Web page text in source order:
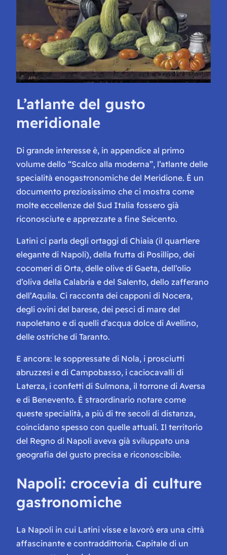
L’atlante del gusto
meridionale
Di grande interesse è, in appendice al primo
volume dello “Scalco alla moderna”, l’atlante delle
specialità enogastronomiche del Meridione. È un
documento preziosissimo che ci mostra come
molte eccellenze del Sud Italia fossero già
riconosciute e apprezzate a fine Seicento.
Latini ci parla degli ortaggi di Chiaia (il quartiere
elegante di Napoli), della frutta di Posillipo, dei
cocomeri di Orta, delle olive di Gaeta, dell’olio
d’oliva della Calabria e del Salento, dello zafferano
dell’Aquila. Ci racconta dei capponi di Nocera,
degli ovini del barese, dei pesci di mare del
napoletano e di quelli d’acqua dolce di Avellino,
delle ostriche di Taranto.
E ancora: le soppressate di Nola, i prosciutti
abruzzesi e di Campobasso, i caciocavalli di
Laterza, i confetti di Sulmona, il torrone di Aversa
e di Benevento. È straordinario notare come
queste specialità, a più di tre secoli di distanza,
coincidano spesso con quelle attuali. Il territorio
del Regno di Napoli aveva già sviluppato una
geografia del gusto precisa e riconoscibile.
Napoli: crocevia di culture
gastronomiche
La Napoli in cui Latini visse e lavorò era una città
affascinante e contraddittoria. Capitale di un